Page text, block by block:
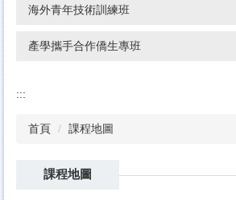
海外青年技術訓練班
產學攜手合作僑生專班
:::
首頁 課程地圖
課程地圖